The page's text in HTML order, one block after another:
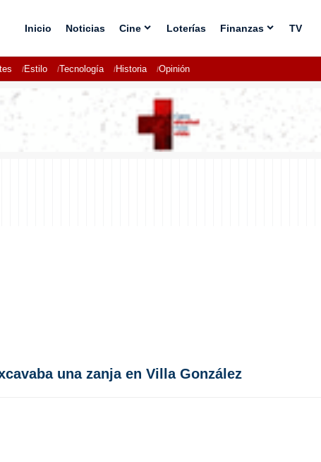
Inicio Noticias Cine Loterías Finanzas TV
Estilo Tecnología Historia Opinión
una zanja en Villa González